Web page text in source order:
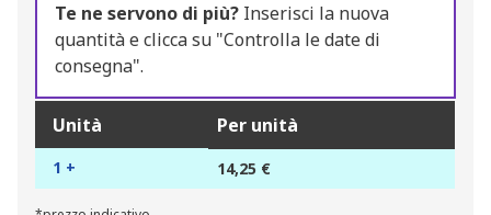
Te ne servono di più? Inserisci la nuova
quantità e clicca su "Controlla le date di
consegna".
Unità Per unità
1 + 14,25 €